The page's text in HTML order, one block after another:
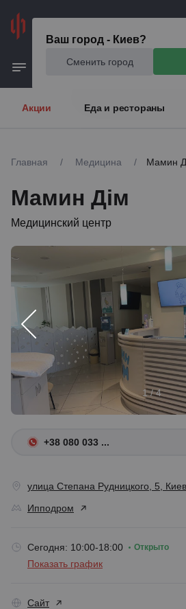
Ваш город - Киев?
Сменить город
Акции Еда и рестораны
Главная / Медицина / Мамин
Мамин Дім
Медицинский центр
1 / 4
+38 080 033 ...
улица Степана Рудницкого, 5,
Ипподром
Сегодня: 10:00-18:00 Открыто
Показать график
Сайт